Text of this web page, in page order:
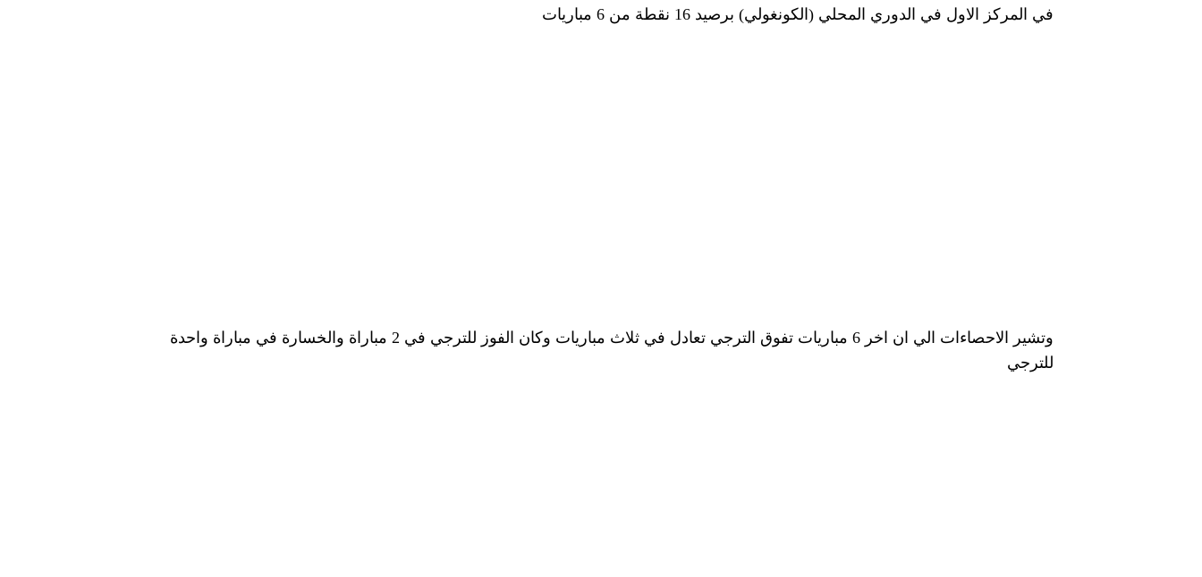
في المركز الاول في الدوري المحلي (الكونغولي) برصيد 16 نقطة من 6 مباريات
وتشير الاحصاءات الي ان اخر 6 مباريات تفوق الترجي تعادل في ثلاث مباريات وكان الفوز للترجي في 2 مباراة والخسارة في مباراة واحدة
للترجي